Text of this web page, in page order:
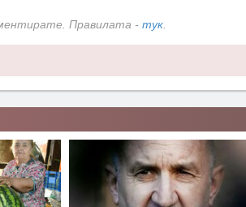
Правилата - тук.